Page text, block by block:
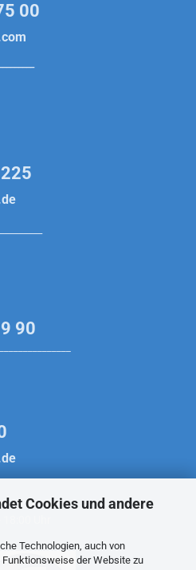
Cookies und andere
Technologien, auch von
der Website zu
00
90
18:30 Uhr
Uhr